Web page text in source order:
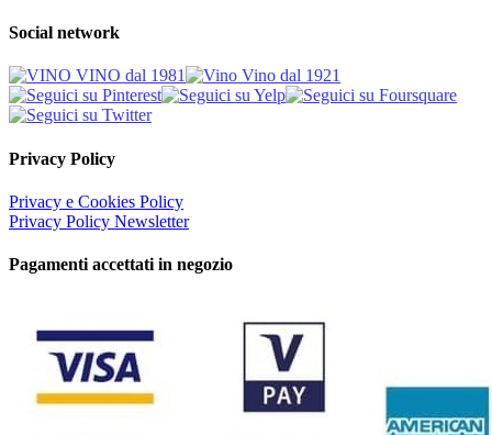
Social network
Privacy Policy
Privacy e Cookies Policy
Privacy Policy Newsletter
Pagamenti accettati in negozio